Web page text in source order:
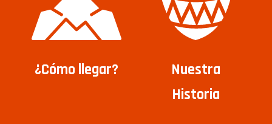
¿Cómo llegar?
Nuestra
Historia